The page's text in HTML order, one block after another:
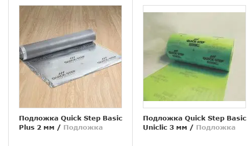
Подложка Quick Step Basic
Plus 2 мм / Подложка
Подложка Quick Step Basic
Uniclic 3 мм / Подложка